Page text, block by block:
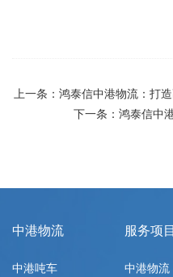
上一条： 鸿泰信中港物流：打
下一条： 鸿泰信中
中港物流
中港吨车
服务项目
中港物流